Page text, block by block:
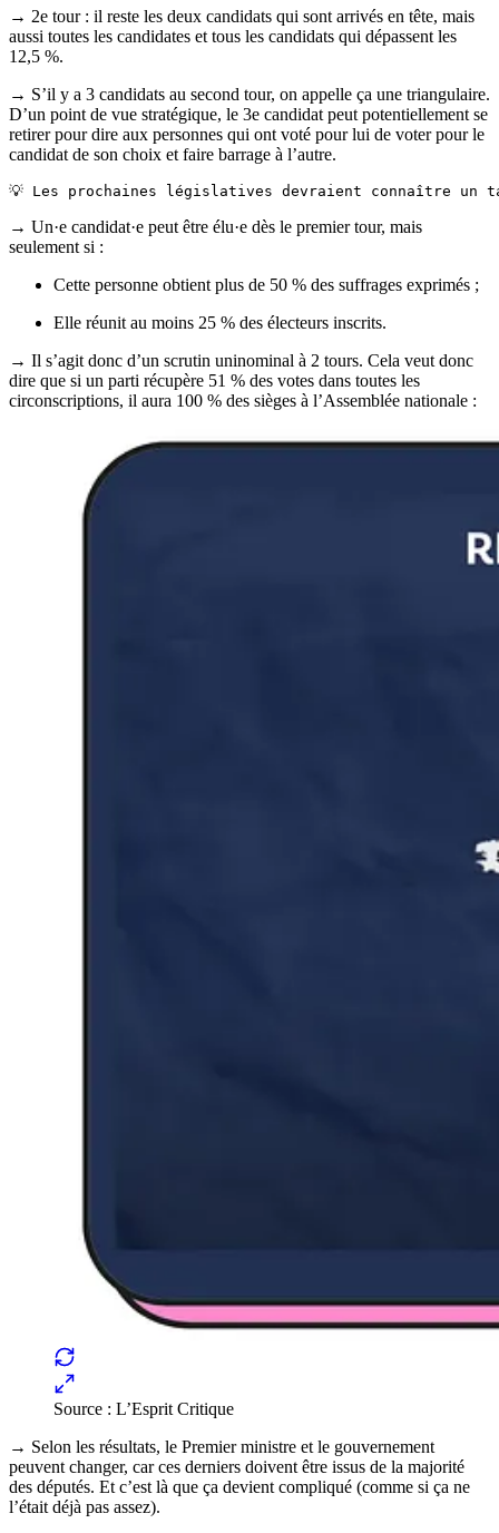
→ 2e tour : il reste les deux candidats qui sont arrivés en tête, mais
aussi toutes les candidates et tous les candidats qui dépassent les
12,5 %.
→ S’il y a 3 candidats au second tour, on appelle ça une triangulaire.
D’un point de vue stratégique, le 3e candidat peut potentiellement se
retirer pour dire aux personnes qui ont voté pour lui de voter pour le
candidat de son choix et faire barrage à l’autre.
💡 Les prochaines législatives devraient connaître
→ Un·e candidat·e peut être élu·e dès le premier tour, mais
seulement si :
Cette personne obtient plus de 50 % des suffrages exprimés ;
Elle réunit au moins 25 % des électeurs inscrits.
→ Il s’agit donc d’un scrutin uninominal à 2 tours. Cela veut donc
dire que si un parti récupère 51 % des votes dans toutes les
circonscriptions, il aura 100 % des sièges à l’Assemblée nationale :
Source : L’Esprit Critique
→ Selon les résultats, le Premier ministre et le gouvernement
peuvent changer, car ces derniers doivent être issus de la majorité
des députés. Et c’est là que ça devient compliqué (comme si ça ne
l’était déjà pas assez).